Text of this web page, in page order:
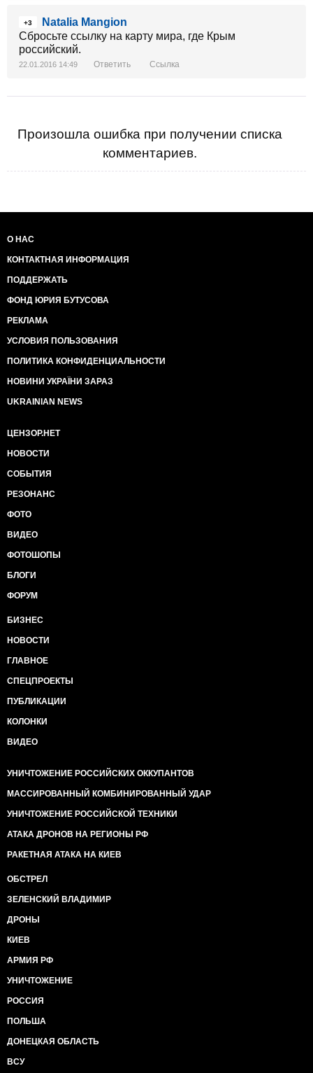
+3
Natalia Mangion
Сбросьте ссылку на карту мира, где Крым
российский.
22.01.2016 14:49 Ответить Ссылка
Произошла ошибка при получении списка
комментариев.
О НАС
КОНТАКТНАЯ ИНФОРМАЦИЯ
ПОДДЕРЖАТЬ
ФОНД ЮРИЯ БУТУСОВА
РЕКЛАМА
УСЛОВИЯ ПОЛЬЗОВАНИЯ
ПОЛИТИКА КОНФИДЕНЦИАЛЬНОСТИ
НОВИНИ УКРАЇНИ ЗАРАЗ
UKRAINIAN NEWS
ЦЕНЗОР.НЕТ
НОВОСТИ
СОБЫТИЯ
РЕЗОНАНС
ФОТО
ВИДЕО
ФОТОШОПЫ
БЛОГИ
ФОРУМ
БИЗНЕС
НОВОСТИ
ГЛАВНОЕ
СПЕЦПРОЕКТЫ
ПУБЛИКАЦИИ
КОЛОНКИ
ВИДЕО
УНИЧТОЖЕНИЕ РОССИЙСКИХ ОККУПАНТОВ
МАССИРОВАННЫЙ КОМБИНИРОВАННЫЙ УДАР
УНИЧТОЖЕНИЕ РОССИЙСКОЙ ТЕХНИКИ
АТАКА ДРОНОВ НА РЕГИОНЫ РФ
РАКЕТНАЯ АТАКА НА КИЕВ
ОБСТРЕЛ
ЗЕЛЕНСКИЙ ВЛАДИМИР
ДРОНЫ
КИЕВ
АРМИЯ РФ
УНИЧТОЖЕНИЕ
РОССИЯ
ПОЛЬША
ДОНЕЦКАЯ ОБЛАСТЬ
ВСУ